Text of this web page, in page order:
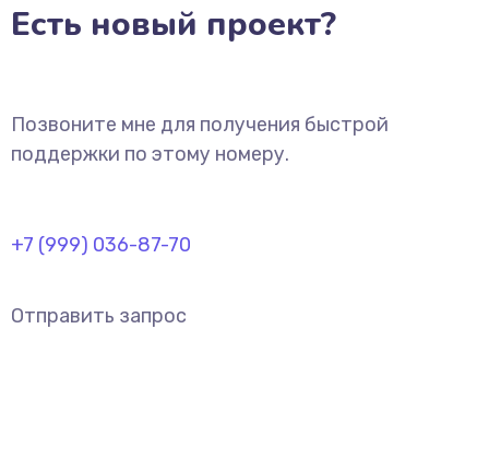
Есть новый проект?
Позвоните мне для получения быстрой
поддержки по этому номеру.
+7 (999) 036-87-70
Отправить запрос